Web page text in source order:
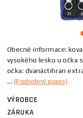
Obecné informace:
vysokého lesku u očka
očka: dvanáctihran
... (Podrobný popis)
VÝROBCE
ZÁRUKA